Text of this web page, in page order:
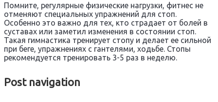
Помните, регулярные физические нагрузки, фитнес не
отменяют специальных упражнений для стоп.
Особенно это важно для тех, кто страдает от болей в
суставах или заметил изменения в состоянии стоп.
Такая гимнастика тренирует стопу и делает ее сильной
при беге, упражнениях с гантелями, ходьбе. Стопы
рекомендуется тренировать 3-5 раз в неделю.
Post navigation